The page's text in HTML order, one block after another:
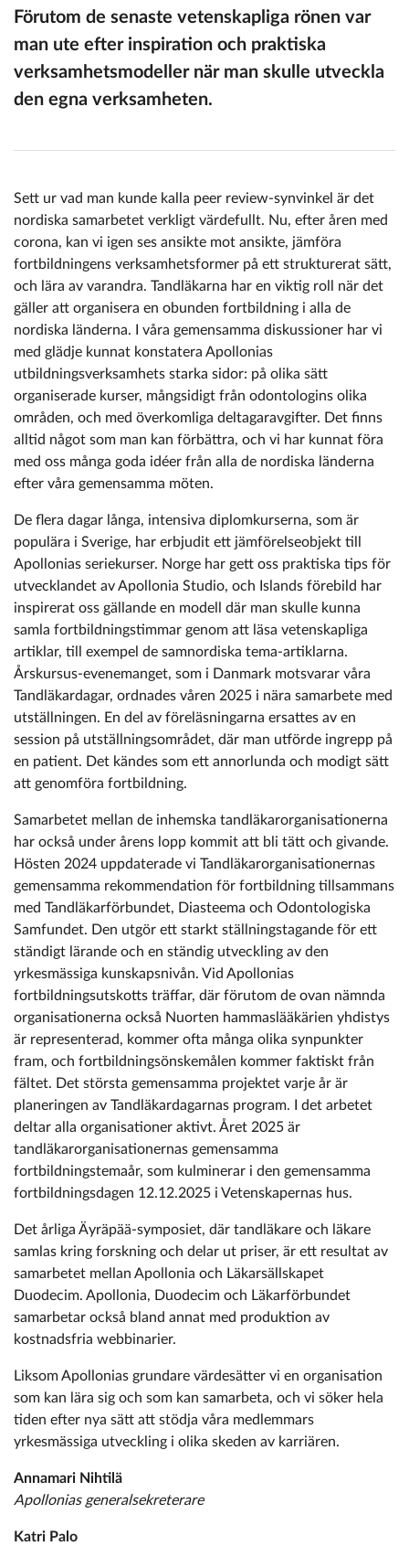
Förutom de senaste vetenskapliga rönen var
man ute efter inspiration och praktiska
verksamhetsmodeller när man skulle utveckla
den egna verksamheten.
Sett ur vad man kunde kalla peer review-synvinkel är det
nordiska samarbetet verkligt värdefullt. Nu, efter åren med
corona, kan vi igen ses ansikte mot ansikte, jämföra
fortbildningens verksamhetsformer på ett strukturerat sätt,
och lära av varandra. Tandläkarna har en viktig roll när det
gäller att organisera en obunden fortbildning i alla de
nordiska länderna. I våra gemensamma diskussioner har vi
med glädje kunnat konstatera Apollonias
utbildningsverksamhets starka sidor: på olika sätt
organiserade kurser, mångsidigt från odontologins olika
områden, och med överkomliga deltagaravgifter. Det finns
alltid något som man kan förbättra, och vi har kunnat föra
med oss många goda idéer från alla de nordiska länderna
efter våra gemensamma möten.
De flera dagar långa, intensiva diplomkurserna, som är
populära i Sverige, har erbjudit ett jämförelseobjekt till
Apollonias seriekurser. Norge har gett oss praktiska tips för
utvecklandet av Apollonia Studio, och Islands förebild har
inspirerat oss gällande en modell där man skulle kunna
samla fortbildningstimmar genom att läsa vetenskapliga
artiklar, till exempel de samnordiska tema-artiklarna.
Årskursus-evenemanget, som i Danmark motsvarar våra
Tandläkardagar, ordnades våren 2025 i nära samarbete med
utställningen. En del av föreläsningarna ersattes av en
session på utställningsområdet, där man utförde ingrepp på
en patient. Det kändes som ett annorlunda och modigt sätt
att genomföra fortbildning.
Samarbetet mellan de inhemska tandläkarorganisationerna
har också under årens lopp kommit att bli tätt och givande.
Hösten 2024 uppdaterade vi Tandläkarorganisationernas
gemensamma rekommendation för fortbildning tillsammans
med Tandläkarförbundet, Diasteema och Odontologiska
Samfundet. Den utgör ett starkt ställningstagande för ett
ständigt lärande och en ständig utveckling av den
yrkesmässiga kunskapsnivån. Vid Apollonias
fortbildningsutskotts träffar, där förutom de ovan nämnda
organisationerna också Nuorten hammaslääkärien yhdistys
är representerad, kommer ofta många olika synpunkter
fram, och fortbildningsönskemålen kommer faktiskt från
fältet. Det största gemensamma projektet varje år är
planeringen av Tandläkardagarnas program. I det arbetet
deltar alla organisationer aktivt. Året 2025 är
tandläkarorganisationernas gemensamma
fortbildningstemaår, som kulminerar i den gemensamma
fortbildningsdagen 12.12.2025 i Vetenskapernas hus.
Det årliga Äyräpää-symposiet, där tandläkare och läkare
samlas kring forskning och delar ut priser, är ett resultat av
samarbetet mellan Apollonia och Läkarsällskapet
Duodecim. Apollonia, Duodecim och Läkarförbundet
samarbetar också bland annat med produktion av
kostnadsfria webbinarier.
Liksom Apollonias grundare värdesätter vi en organisation
som kan lära sig och som kan samarbeta, och vi söker hela
tiden efter nya sätt att stödja våra medlemmars
yrkesmässiga utveckling i olika skeden av karriären.
Annamari Nihtilä
Apollonias ­generalsekreterare
Katri Palo